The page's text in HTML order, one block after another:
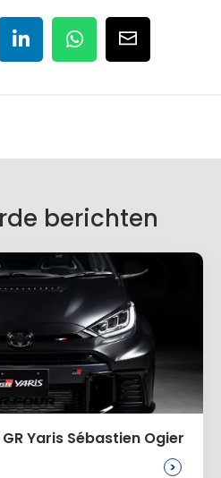
berichten
Yaris Sébastien Ogier
>